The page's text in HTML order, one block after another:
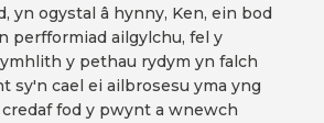
yn ogystal â hynny, Ken, ein bod
perfformiad ailgylchu, fel y
y pethau rydym yn falch
sy'n cael ei ailbrosesu yma yng
credaf fod y pwynt a wnewch